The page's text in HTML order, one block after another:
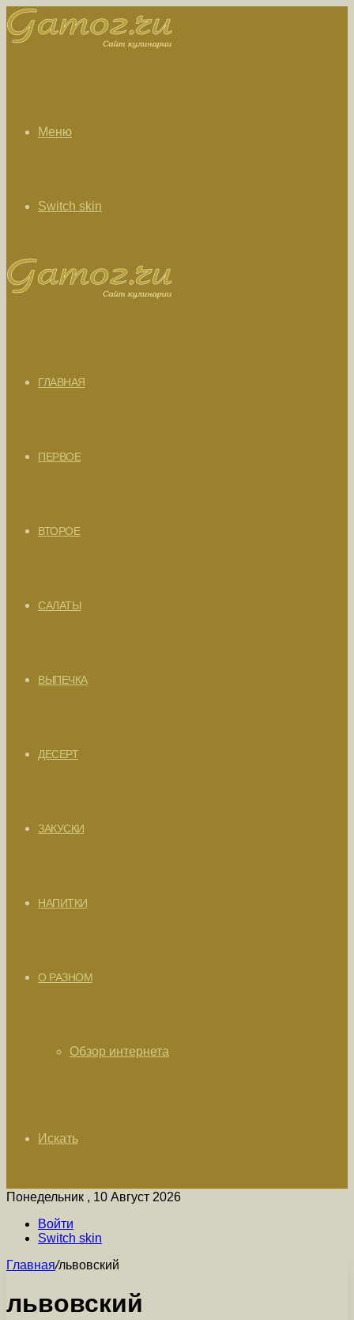
Меню
Switch skin
ГЛАВНАЯ
ПЕРВОЕ
ВТОРОЕ
САЛАТЫ
ВЫПЕЧКА
ДЕСЕРТ
ЗАКУСКИ
НАПИТКИ
О РАЗНОМ
Обзор интернета
Искать
Понедельник , 10 Август 2026
Войти
Switch skin
Главная/львовский
львовский